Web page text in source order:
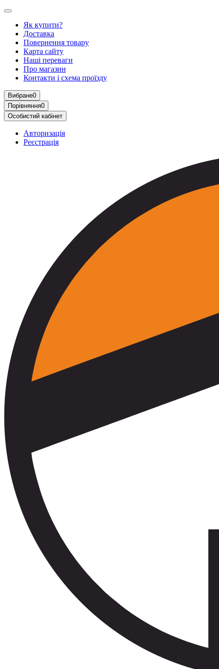
Як купити?
Доставка
Повернення товару
Карта сайту
Наші переваги
Про магазин
Контакти і схема проїзду
Вибране0
Порівняння0
Особистий кабінет
Авторизація
Реєстрація